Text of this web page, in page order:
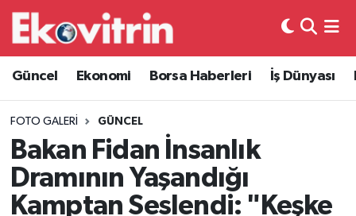
Güncel Ekonomi Borsa Haberleri İş Dünyası
FOTO GALERI GÜNCEL
Bakan Fidan İnsanlık
Dramının Yaşandığı
Kamptan Seslendi: "Keşke
Güncel
Ekonomi
Borsa Haberleri
İş Dünyası
Hava Durumu
Trafik Durumu
Süper Lig Puan Durumu ve Fikstür
Tüm Manşetler